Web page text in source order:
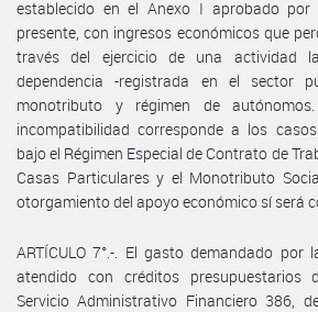
establecido en el Anexo I aprobado por
presente, con ingresos económicos que
través del ejercicio de una actividad
dependencia -registrada en el sector
monotributo y régimen de
incompatibilidad corresponde a los
bajo el Régimen Especial de Contrato de
Casas Particulares y el Monotributo
otorgamiento del apoyo económico sí será
ARTÍCULO 7°.-. El gasto demandado por
atendido con créditos presupuestarios
Servicio Administrativo Financiero 386,